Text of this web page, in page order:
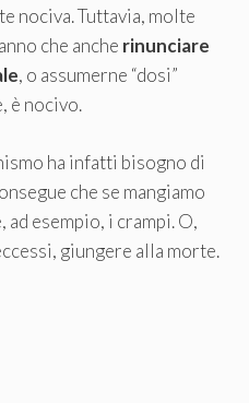
nociva. Tuttavia, molte
che anche rinunciare
, o assumerne “dosi”
è nocivo.
ha infatti bisogno di
che se mangiamo
esempio, i crampi. O,
giungere alla morte.